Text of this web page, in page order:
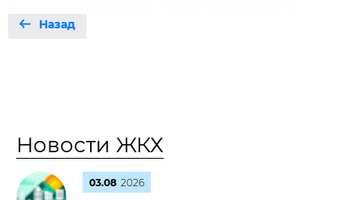
Назад
Новости ЖКХ
03.08 2026